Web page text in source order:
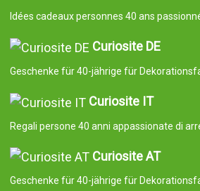
Idées cadeaux personnes 40 ans
Curiosite DE
Geschenke für 40-jährige für
Curiosite IT
Regali persone 40 anni appassionate di
Curiosite AT
Geschenke für 40-jährige für